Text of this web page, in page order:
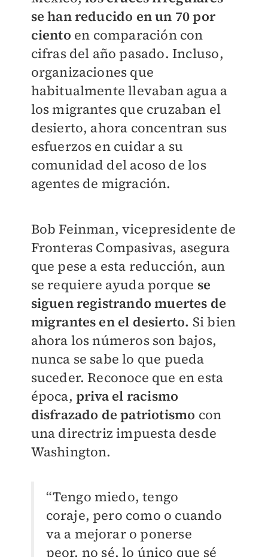
se han reducido en un 70 por
ciento en comparación con
cifras del año pasado. Incluso,
organizaciones que
habitualmente llevaban agua a
los migrantes que cruzaban el
desierto, ahora concentran sus
esfuerzos en cuidar a su
comunidad del acoso de los
agentes de migración.
Bob Feinman, vicepresidente de
Fronteras Compasivas, asegura
que pese a esta reducción, aun
se requiere ayuda porque se
siguen registrando muertes de
migrantes en el desierto. Si bien
ahora los números son bajos,
nunca se sabe lo que pueda
suceder. Reconoce que en esta
época, priva el racismo
disfrazado de patriotismo con
una directriz impuesta desde
Washington.
“Tengo miedo, tengo
coraje, pero como o cuando
va a mejorar o ponerse
peor, no sé, lo único que sé